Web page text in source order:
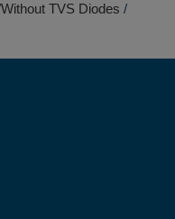
Without TVS Diodes